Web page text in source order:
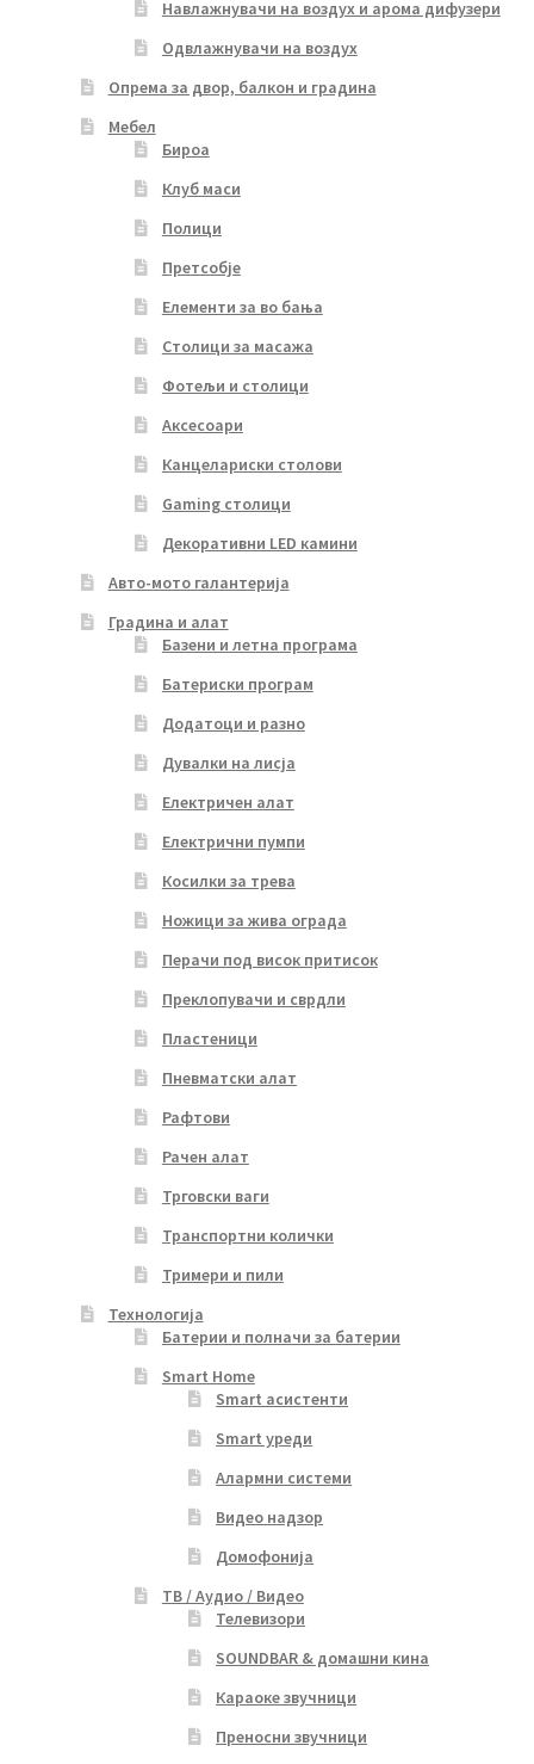
Навлажнувачи на воздух и арома дифузери
Одвлажнувачи на воздух
Опрема за двор, балкон и градина
Мебел
Бироа
Клуб маси
Полици
Претсобје
Елементи за во бања
Столици за масажа
Фотељи и столици
Аксесоари
Канцелариски столови
Gaming столици
Декоративни LED камини
Авто-мото галантерија
Градина и алат
Базени и летна програма
Батериски програм
Додатоци и разно
Дувалки на лисја
Електричен алат
Електрични пумпи
Косилки за трева
Ножици за жива ограда
Перачи под висок притисок
Преклопувачи и сврдли
Пластеници
Пневматски алат
Рафтови
Рачен алат
Трговски ваги
Транспортни колички
Тримери и пили
Технологија
Батерии и полначи за батерии
Smart Home
Smart асистенти
Smart уреди
Алармни системи
Видео надзор
Домофонија
ТВ / Аудио / Видео
Телевизори
SOUNDBAR & домашни кина
Караоке звучници
Преносни звучници